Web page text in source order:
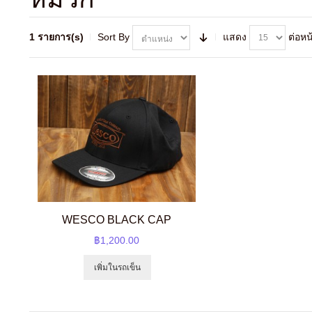
1 รายการ(s) Sort By แสดง ต่อห
WESCO BLACK CAP
฿1,200.00
เพิ่มในรถเข็น